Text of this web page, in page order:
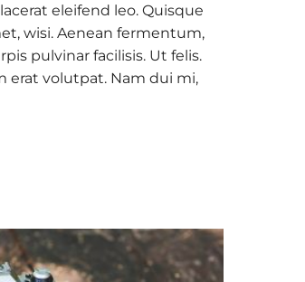
eleifend leo. Quisque
wisi. Aenean fermentum,
pulvinar facilisis. Ut felis.
erat volutpat. Nam dui mi,